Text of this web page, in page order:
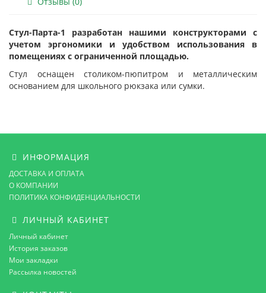
Стул-Парта-1 разработан нашими конструкторами с
учетом эргономики и удобством использования в
помещениях с ограниченной площадью.
Стул оснащен столиком-пюпитром и металлическим
основанием для школьного рюкзака или сумки.
ИНФОРМАЦИЯ
ДОСТАВКА И ОПЛАТА
О КОМПАНИИ
ПОЛИТИКА КОНФИДЕНЦИАЛЬНОСТИ
ЛИЧНЫЙ КАБИНЕТ
Личный кабинет
История заказов
Мои закладки
Рассылка новостей